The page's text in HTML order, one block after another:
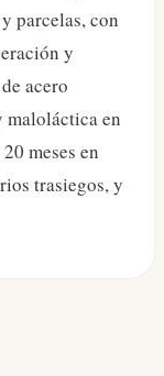
parcelas, con
y
acero
maloláctica en
meses en
trasiegos, y